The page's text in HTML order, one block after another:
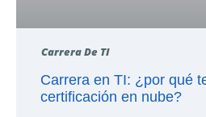
Carrera De TI
Carrera en TI: ¿por qué
certificación en nube?